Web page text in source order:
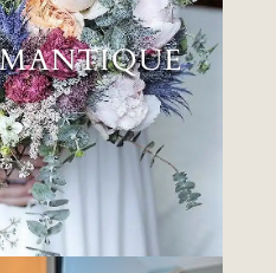
PLUS